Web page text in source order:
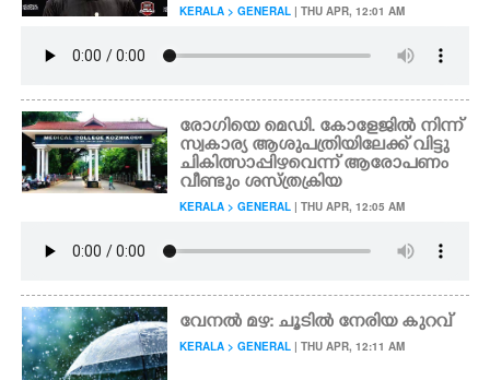
KERALA > GENERAL | THU APR, 12:01 AM
രോഗിയെ മെഡി. കോളേജിൽ നിന്ന്
സ്വകാര്യ ആശുപത്രിയിലേക്ക് വിട്ടു
ചികിത്സാപ്പിഴവെന്ന് ആരോപണം
വീണ്ടും ശസ്ത്രക്രിയ
KERALA > GENERAL | THU APR, 12:05 AM
വേനൽ മഴ: ചൂടിൽ നേരിയ കുറവ്
KERALA > GENERAL | THU APR, 12:11 AM